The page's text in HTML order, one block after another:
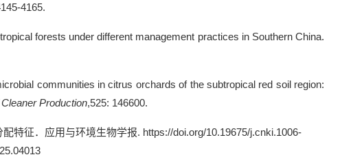
4165.
forests under different management practices in Southern China.
communities in citrus orchards of the subtropical red soil region:
Production,525: 146600.
特征．应用与环境生物学报. https://doi.org/10.19675/j.cnki.1006-